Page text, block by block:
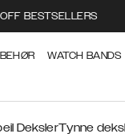
BESTSELLERS
WATCH BANDS
DekslerTynne